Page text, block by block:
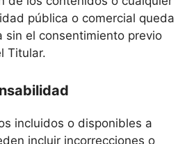
pública o comercial queda
sin el consentimiento previo
Titular.
incluidos o disponibles a
incluir incorrecciones o